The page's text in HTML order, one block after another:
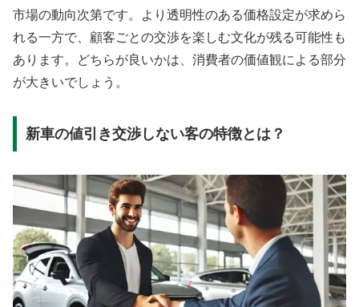
市場の動向次第です。より透明性のある価格設定が求めら
れる一方で、顧客ごとの交渉を楽しむ文化が残る可能性も
あります。どちらが良いかは、消費者の価値観による部分
が大きいでしょう。
新車の値引き交渉しない客の特徴とは？